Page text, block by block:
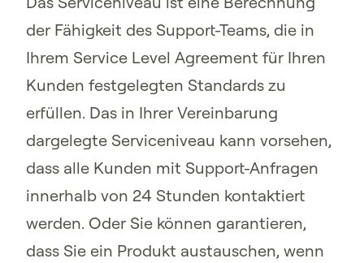
der Fähigkeit des Support-Teams, die in
Ihrem Service Level Agreement für Ihren
Kunden festgelegten Standards zu
erfüllen. Das in Ihrer Vereinbarung
dargelegte Serviceniveau kann vorsehen,
dass alle Kunden mit Support-Anfragen
innerhalb von 24 Stunden kontaktiert
werden. Oder Sie können garantieren,
dass Sie ein Produkt austauschen, wenn